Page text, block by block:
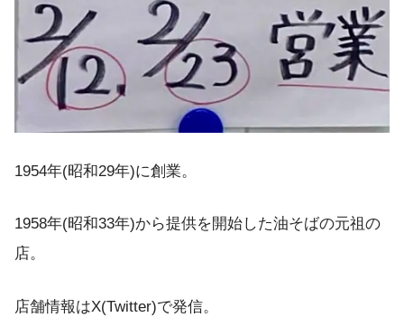
1954年(昭和29年)に創業。
1958年(昭和33年)から提供を開始した油そばの元祖の
店。
店舗情報はX(Twitter)で発信。